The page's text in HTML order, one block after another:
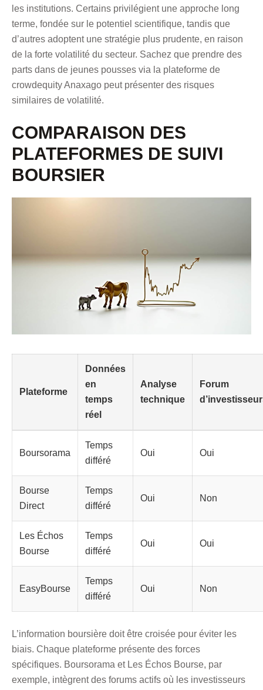
les institutions. Certains privilégient une approche long
terme, fondée sur le potentiel scientifique, tandis que
d’autres adoptent une stratégie plus prudente, en raison
de la forte volatilité du secteur. Sachez que prendre des
parts dans de jeunes pousses via la plateforme de
crowdequity Anaxago peut présenter des risques
similaires de volatilité.
COMPARAISON DES
PLATEFORMES DE SUIVI
BOURSIER
Plateforme
Données
en
temps
réel
Analyse
technique
Forum
Boursorama
Temps
différé
Oui Oui
Bourse
Direct
Temps
différé
Oui Non
Les Échos
Bourse
Temps
différé
Oui Oui
EasyBourse
Temps
différé
Oui Non
L’information boursière doit être croisée pour éviter les
biais. Chaque plateforme présente des forces
spécifiques. Boursorama et Les Échos Bourse, par
exemple, intègrent des forums actifs où les investisseurs